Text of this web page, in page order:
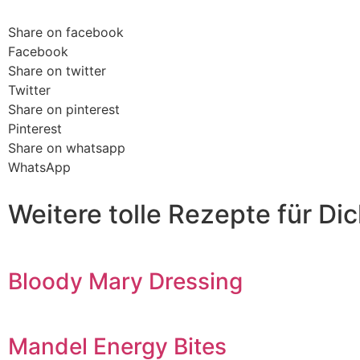
Share on facebook
Facebook
Share on twitter
Twitter
Share on pinterest
Pinterest
Share on whatsapp
WhatsApp
Weitere tolle Rezepte für
Bloody Mary Dressing
Mandel Energy Bites